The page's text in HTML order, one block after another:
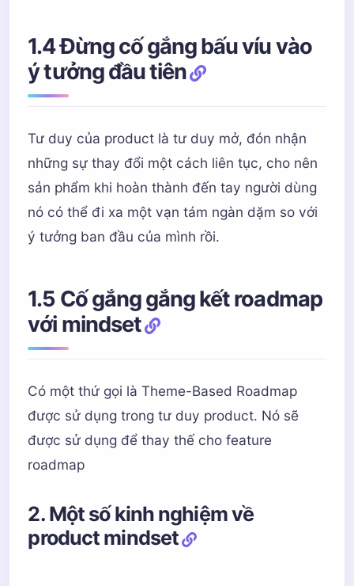
1.4 Đừng cố gắng bấu víu vào
ý tưởng đầu tiên
Tư duy của product là tư duy mở, đón nhận
những sự thay đổi một cách liên tục, cho nên
sản phẩm khi hoàn thành đến tay người dùng
nó có thể đi xa một vạn tám ngàn dặm so với
ý tưởng ban đầu của mình rồi.
1.5 Cố gắng gắng kết roadmap
với mindset
Có một thứ gọi là Theme-Based Roadmap
được sử dụng trong tư duy product. Nó sẽ
được sử dụng để thay thế cho feature
roadmap
2. Một số kinh nghiệm về
product mindset